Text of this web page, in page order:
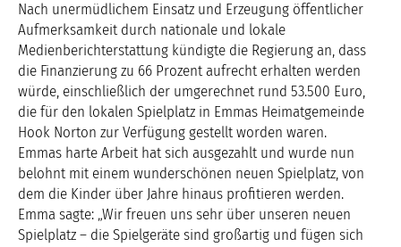
Nach unermüdlichem Einsatz und Erzeugung öffentlicher
Aufmerksamkeit durch nationale und lokale
Medienberichterstattung kündigte die Regierung an, dass
die Finanzierung zu 66 Prozent aufrecht erhalten werden
würde, einschließlich der umgerechnet rund 53.500 Euro,
die für den lokalen Spielplatz in Emmas Heimatgemeinde
Hook Norton zur Verfügung gestellt worden waren.
Emmas harte Arbeit hat sich ausgezahlt und wurde nun
belohnt mit einem wunderschönen neuen Spielplatz, von
dem die Kinder über Jahre hinaus profitieren werden.
Emma sagte: „Wir freuen uns sehr über unseren neuen
Spielplatz – die Spielgeräte sind großartig und fügen sich